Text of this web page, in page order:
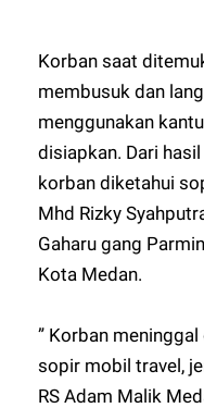
Korban saat
membusuk dan
menggunakan
disiapkan. Dari
korban diketahui
Mhd Rizky
Gaharu gang
Kota Medan.
” Korban
sopir mobil travel,
RS Adam Malik